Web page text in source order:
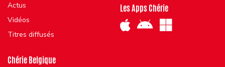
Actus
Vidéos
Titres diffusés
Les Apps Chérie
Chérie Belgique